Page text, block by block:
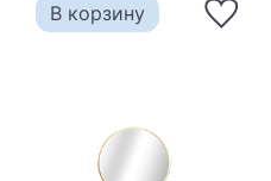
В корзину